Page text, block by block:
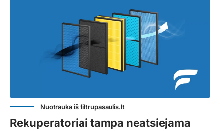
Nuotrauka iš filtrupasaulis.lt
Rekuperatoriai tampa neatsiejama